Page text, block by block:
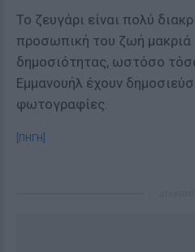
Το ζευγάρι είναι πολύ
προσωπική του ζωή
δημοσιότητας, ωστόσο
Εμμανουήλ έχουν
φωτογραφίες.
[ΠΗΓΗ]